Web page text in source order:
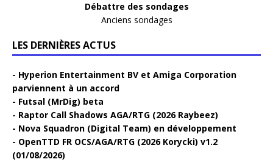
Débattre des sondages
Anciens sondages
LES DERNIÈRES ACTUS
Hyperion Entertainment BV et Amiga Corporation
parviennent à un accord
Futsal (MrDig) beta
Raptor Call Shadows AGA/RTG (2026 Raybeez)
Nova Squadron (Digital Team) en développement
OpenTTD FR OCS/AGA/RTG (2026 Korycki) v1.2
(01/08/2026)